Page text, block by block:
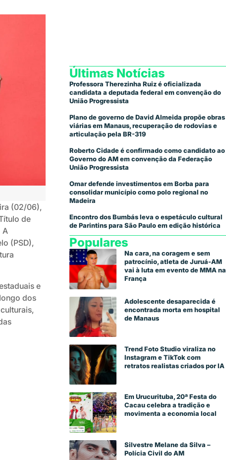
(02/06),
de
A
(PSD),
e
dos
Últimas Notícias
Professora Therezinha Ruiz é oficializada
candidata a deputada federal em convenção do
União Progressista
Plano de governo de David Almeida propõe obras
viárias em Manaus, recuperação de rodovias e
articulação pela BR-319
Roberto Cidade é confirmado como candidato ao
Governo do AM em convenção da Federação
União Progressista
Omar defende investimentos em Borba para
consolidar município como polo regional no
Madeira
Encontro dos Bumbás leva o espetáculo cultural
de Parintins para São Paulo em edição histórica
Populares
Na cara, na coragem e sem
patrocínio, atleta de Juruá-AM
vai à luta em evento de MMA na
França
Adolescente desaparecida é
encontrada morta em hospital
de Manaus
Trend Foto Studio viraliza no
Instagram e TikTok com
retratos realistas criados por IA
Em Urucurituba, 20ª Festa do
Cacau celebra a tradição e
movimenta a economia local
Silvestre Melane da Silva –
Polícia Civil do AM